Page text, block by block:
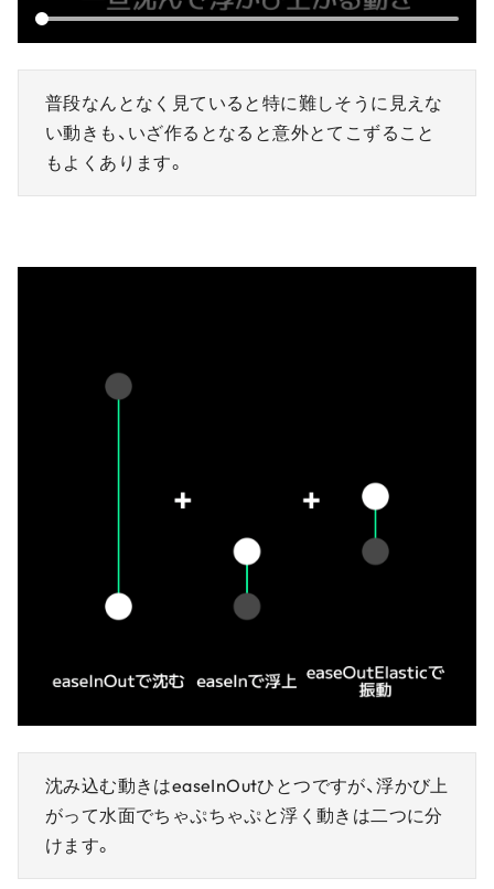
普段なんとなく見ていると特に難しそうに見えな
い動きも、いざ作るとなると意外とてこずること
もよくあります。
沈み込む動きはeaseInOutひとつですが、浮かび上
がって水面でちゃぷちゃぷと浮く動きは二つに分
けます。